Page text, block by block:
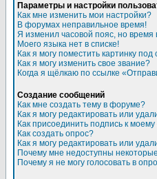
Параметры и настройки
Как мне изменить мои настройки?
В форумах неправильное время!
Я изменил часовой пояс, но время
Моего языка нет в списке!
Как я могу поместить картинку
Как я могу изменить свое звание?
Когда я щёлкаю по ссылке
Создание сообщений
Как мне создать тему в форуме?
Как я могу редактировать или
Как присоединить подпись к
Как создать опрос?
Как я могу редактировать или
Почему мне недоступны
Почему я не могу голосовать в